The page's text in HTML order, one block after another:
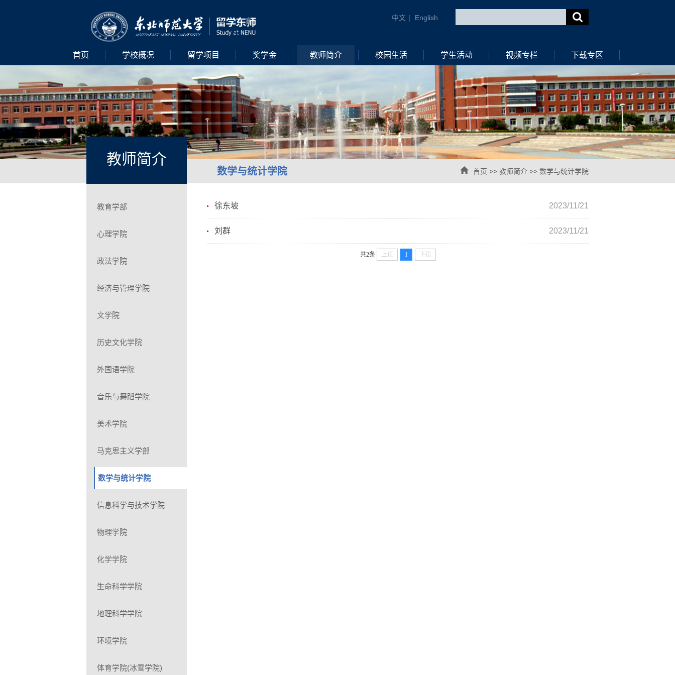
中文 | English
首页 学校概况 留学项目 奖学金 教师简介 校园生活 学生活动 视频专栏 下载专区
教师简介
数学与统计学院 首页 >> 教师简介 >> 数学与统计学院
教育学部
心理学院
政法学院
经济与管理学院
文学院
历史文化学院
外国语学院
音乐与舞蹈学院
美术学院
马克思主义学部
数学与统计学院
信息科学与技术学院
物理学院
化学学院
生命科学学院
地理科学学院
环境学院
体育学院(冰雪学院)
徐东坡 2023/11/21
刘群 2023/11/21
共2条 上页 1 下页